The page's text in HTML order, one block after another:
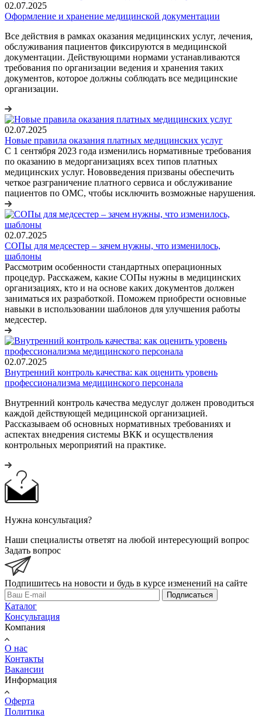
02.07.2025
Оформление и хранение медицинской документации
Все действия в рамках оказания медицинских услуг, лечения,
обслуживания пациентов фиксируются в медицинской
документации. Действующими нормами устанавливаются
требования по организации ведения и хранения таких
документов, которое должны соблюдать все медицинские
организации.
02.07.2025
Новые правила оказания платных медицинских услуг
С 1 сентября 2023 года изменились нормативные требования
по оказанию в медорганизациях всех типов платных
медицинских услуг. Нововведения призваны обеспечить
четкое разграничение платного сервиса и обслуживание
пациентов по ОМС, чтобы исключить возможные нарушения.
02.07.2025
СОПы для медсестер – зачем нужны, что изменилось,
шаблоны
Рассмотрим особенности стандартных операционных
процедур. Расскажем, какие СОПы нужны в медицинских
организациях, кто и на основе каких документов должен
заниматься их разработкой. Поможем приобрести основные
навыки в использовании шаблонов для улучшения работы
медсестер.
02.07.2025
Внутренний контроль качества: как оценить уровень
профессионализма медицинского персонала
Внутренний контроль качества медуслуг должен проводиться
каждой действующей медицинской организацией.
Рассказываем об основных нормативных требованиях и
аспектах внедрения системы ВКК и осуществления
контрольных мероприятий на практике.
Нужна консультация?
Наши специалисты ответят на любой интересующий вопрос
Задать вопрос
Подпишитесь на новости и будь в курсе изменений на сайте
Подписаться
Каталог
Консультация
Компания
О нас
Контакты
Вакансии
Информация
Оферта
Политика